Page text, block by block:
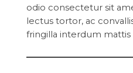
odio consectetur sit
lectus tortor, ac
fringilla interdum mattis